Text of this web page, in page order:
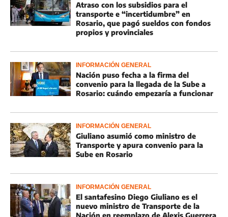
Atraso con los subsidios para el
transporte e “incertidumbre” en
Rosario, que pagó sueldos con fondos
propios y provinciales
INFORMACIÓN GENERAL
Nación puso fecha a la firma del
convenio para la llegada de la Sube a
Rosario: cuándo empezaría a funcionar
INFORMACIÓN GENERAL
Giuliano asumió como ministro de
Transporte y apura convenio para la
Sube en Rosario
INFORMACIÓN GENERAL
El santafesino Diego Giuliano es el
nuevo ministro de Transporte de la
Nación en reemplazo de Alexis Guerrera